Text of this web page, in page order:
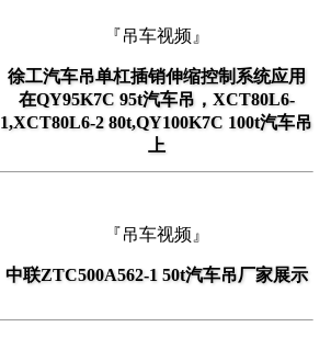
『吊车视频』
徐工汽车吊单杠插销伸缩控制系统应用
在QY95K7C 95t汽车吊，XCT80L6-
1,XCT80L6-2 80t,QY100K7C 100t汽车吊
上
『吊车视频』
中联ZTC500A562-1 50t汽车吊厂家展示